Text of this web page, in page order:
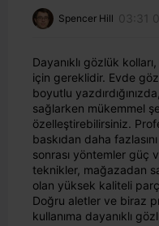
Spencer Hill 03:31
Dayanıklı gözlük
için gereklidir. Evde
boyutlu
sağlarken mükemmel
özelleştirebilirsiniz.
baskıdan daha
sonrası yöntemler güç
teknikler, mağazadan
olan yüksek kaliteli
Doğru aletler ve biraz
kullanıma dayanıklı